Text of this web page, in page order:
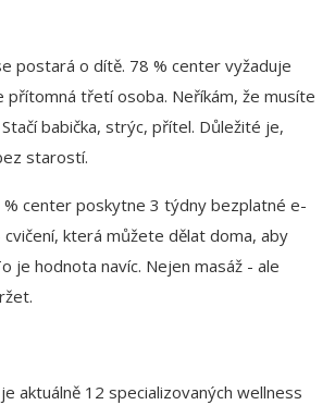
postará o dítě. 78 % center vyžaduje
přítomná třetí osoba. Neříkám, že musíte
babička, strýc, přítel. Důležité je,
starostí.
% center poskytne 3 týdny bezplatné e-
která můžete dělat doma, aby
je hodnota navíc. Nejen masáž - ale
aktuálně 12 specializovaných wellness